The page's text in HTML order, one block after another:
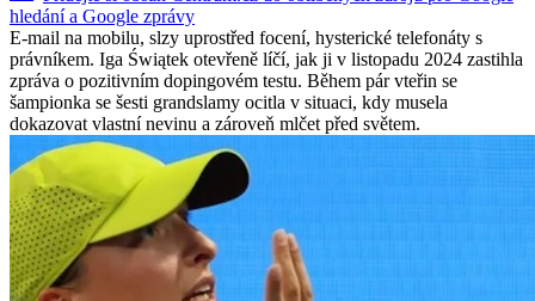
hledání a Google zprávy
E-mail na mobilu, slzy uprostřed focení, hysterické telefonáty s
právníkem. Iga Świątek otevřeně líčí, jak ji v listopadu 2024 zastihla
zpráva o pozitivním dopingovém testu. Během pár vteřin se
šampionka se šesti grandslamy ocitla v situaci, kdy musela
dokazovat vlastní nevinu a zároveň mlčet před světem.